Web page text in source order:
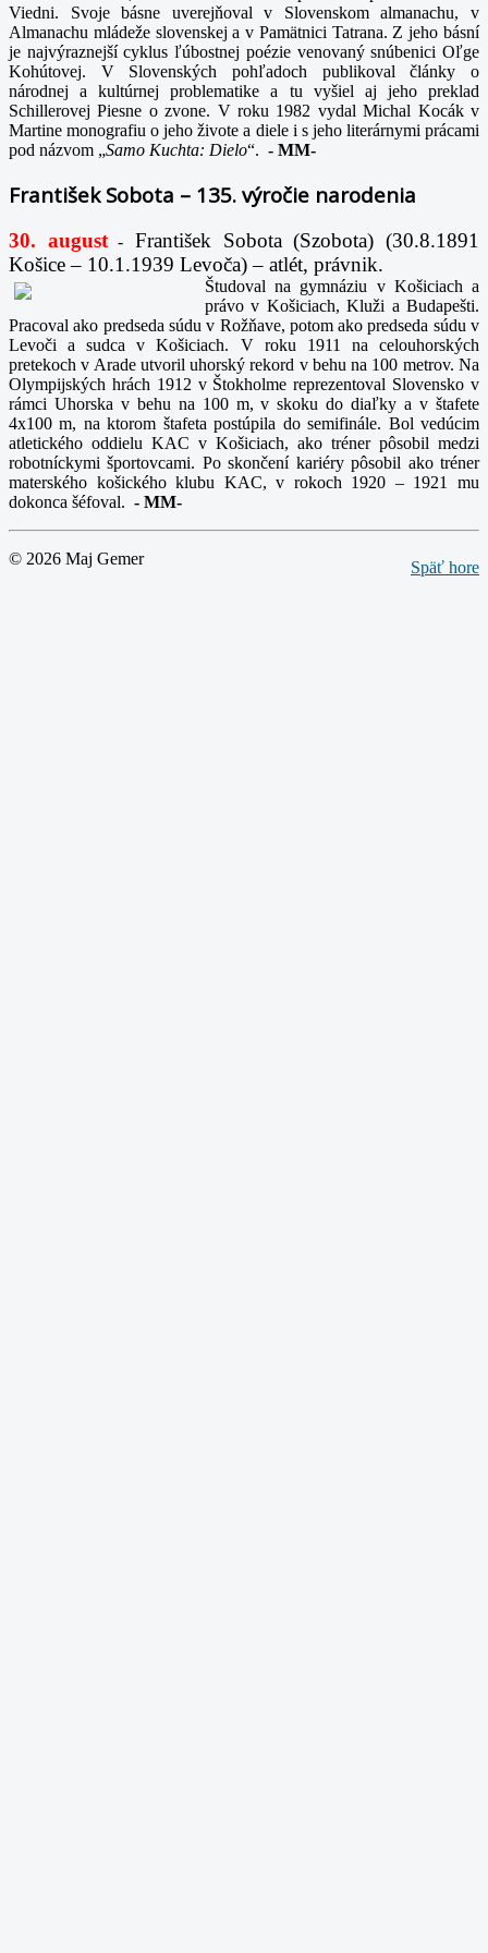
Viedni. Svoje básne uverejňoval v Slovenskom almanachu, v
Almanachu mládeže slovenskej a v Pamätnici Tatrana. Z jeho básní
je najvýraznejší cyklus ľúbostnej poézie venovaný snúbenici Oľge
Kohútovej. V Slovenských pohľadoch publikoval články o
národnej a kultúrnej problematike a tu vyšiel aj jeho preklad
Schillerovej Piesne o zvone. V roku 1982 vydal Michal Kocák v
Martine monografiu o jeho živote a diele i s jeho literárnymi prácami
pod názvom „Samo Kuchta: Dielo“. - MM-
František Sobota – 135. výročie narodenia
30. august-
František Sobota (Szobota) (30.8.1891
Košice – 10.1.1939 Levoča) – atlét, právnik.
Študoval na gymnáziu v Košiciach a
právo v Košiciach, Kluži a Budapešti.
Pracoval ako predseda súdu v Rožňave, potom ako predseda súdu v
Levoči a sudca v Košiciach. V roku 1911 na celouhorských
pretekoch v Arade utvoril uhorský rekord v behu na 100 metrov. Na
Olympijských hrách 1912 v Štokholme reprezentoval Slovensko v
rámci Uhorska v behu na 100 m, v skoku do diaľky a v štafete
4x100 m, na ktorom štafeta postúpila do semifinále. Bol vedúcim
atletického oddielu KAC v Košiciach, ako tréner pôsobil medzi
robotníckymi športovcami. Po skončení kariéry pôsobil ako tréner
materského košického klubu KAC, v rokoch 1920 – 1921 mu
dokonca šéfoval. - MM-
Späť hore
© 2026 Maj Gemer